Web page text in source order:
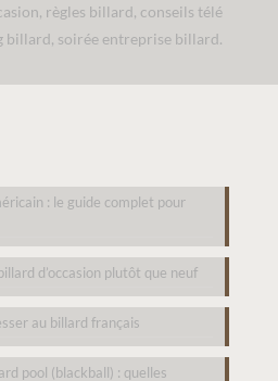
règles billard, conseils télé
billard, soirée entreprise billard.
: le guide complet pour
d’occasion plutôt que neuf
au billard français
pool (blackball) : quelles